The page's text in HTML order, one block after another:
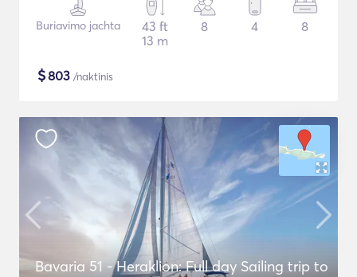
Buriavimo jachta
43 ft
13 m
8 4 8
$803 /naktinis
Bavaria 51 - Heraklion: Full day Sailing trip to